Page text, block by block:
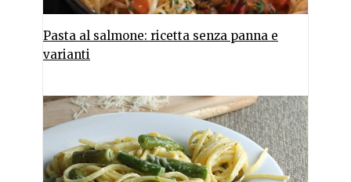
Pasta al salmone: ricetta senza panna e
varianti